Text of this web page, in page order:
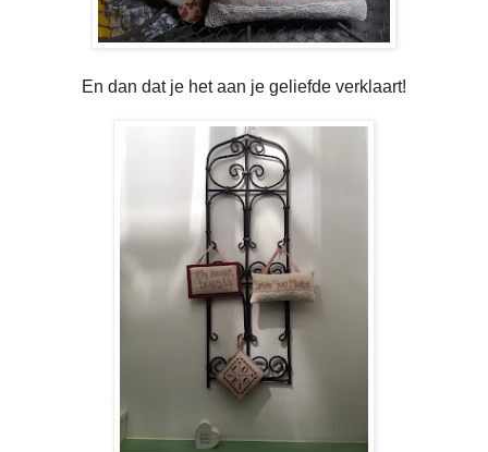
En dan dat je het aan je geliefde verklaart!